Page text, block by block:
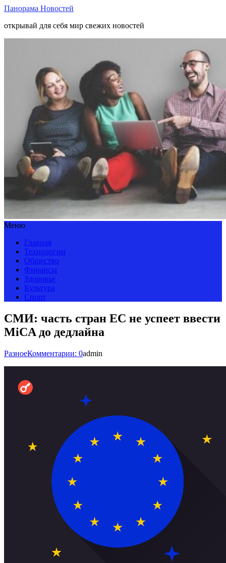
Панорама Новостей
открывай для себя мир свежих новостей
Меню
Главная
Технологии
Общество
Финансы
Здоровье
Культура
Спорт
СМИ: часть стран ЕС не успеет ввести
MiCA до дедлайна
РазноеКомментарии: 0admin